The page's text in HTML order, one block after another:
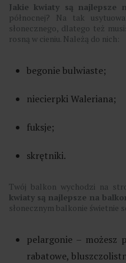
Jakie kwiaty są najlepsze
północnej? Na tak
słonecznego, dlatego też
rosną w cieniu. Należą do nich:
begonie bulwiaste;
niecierpki Waleriana;
fuksje;
skrętniki.
Twój balkon wychodzi na
kwiaty są najlepsze na
słonecznym balkonie świetnie
pelargonie – możesz
rabatowe,